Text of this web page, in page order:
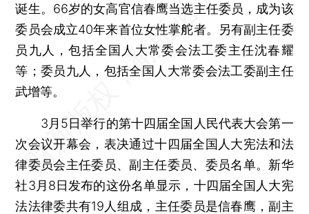
诞生。66岁的女高官信春鹰当选主任委员，成为该
委员会成立40年来首位女性掌舵者。另有副主任委
员九人，包括全国人大常委会法工委主任沈春耀
等；委员九人，包括全国人大常委会法工委副主任
武增等。
3月5日举行的第十四届全国人民代表大会第一
次会议开幕会，表决通过十四届全国人大宪法和法
律委员会主任委员、副主任委员、委员名单。新华
社3月8日发布的这份名单显示，十四届全国人大宪
法法律委共有19人组成，主任委员是信春鹰，副主